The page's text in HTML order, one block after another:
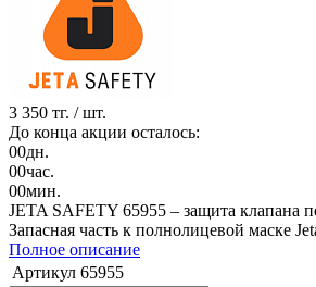
3 350 тг. / шт.
До конца акции осталось:
00дн.
00час.
00мин.
JETA SAFETY 65955 – защита клапана
Запасная часть к полнолицевой маске
Полное описание
Артикул 65955